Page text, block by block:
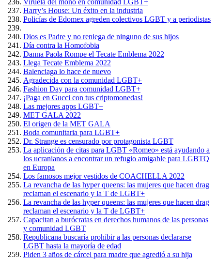
Viruela del mono en comunidad LGBT+
Harry’s House: Un éxito en la industria
Policías de Edomex agreden colectivos LGBT y a periodistas
Dios es Padre y no reniega de ninguno de sus hijos
Día contra la Homofobia
Danna Paola Rompe el Tecate Emblema 2022
Llega Tecate Emblema 2022
Balenciaga lo hace de nuevo
Agradecida con la comunidad LGBT+
Fashion Day para comunidad LGBT+
¡Paga en Gucci con tus criptomonedas!
Las mejores apps LGBT+
MET GALA 2022
El origen de la MET GALA
Boda comunitaria para LGBT+
Dr. Strange es censurado por protagonista LGBT
La aplicación de citas para LGBT «Romeo» está ayudando a
los ucranianos a encontrar un refugio amigable para LGBTQ
en Europa
Los famosos mejor vestidos de COACHELLA 2022
La revancha de las hyper queens: las mujeres que hacen drag
reclaman el escenario y la T de LGBT+
La revancha de las hyper queens: las mujeres que hacen drag
reclaman el escenario y la T de LGBT+
Capacitan a burócratas en derechos humanos de las personas
y comunidad LGBT
Republicana buscaría prohibir a las personas declararse
LGBT hasta la mayoría de edad
Piden 3 años de cárcel para madre que agredió a su hija